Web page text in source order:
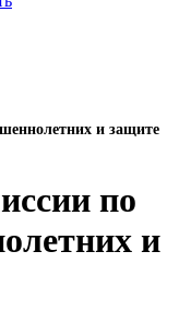
и защите
по
и